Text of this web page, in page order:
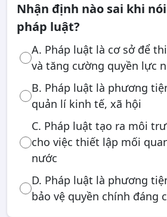
Nhận định nào sai khi
pháp luật?
A. Pháp luật là cơ sở để
và tăng cường quyền lực
B. Pháp luật là phương
quản lí kinh tế, xã hội
C. Pháp luật tạo ra môi
cho việc thiết lập mối
nước
D. Pháp luật là phương
bảo vệ quyền chính đáng